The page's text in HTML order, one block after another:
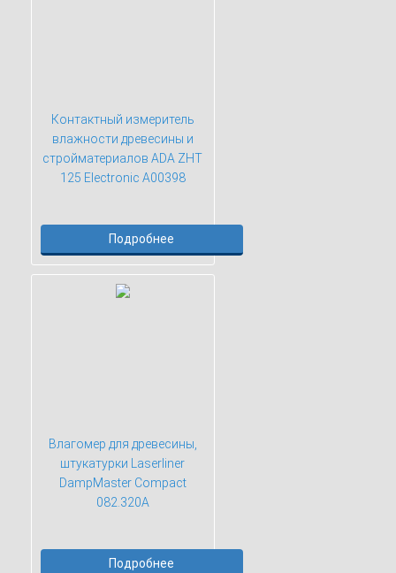
Контактный измеритель
влажности древесины и
стройматериалов ADA ZHT
125 Electronic А00398
Подробнее
Влагомер для древесины,
штукатурки Laserliner
DampMaster Compact
082.320A
Подробнее